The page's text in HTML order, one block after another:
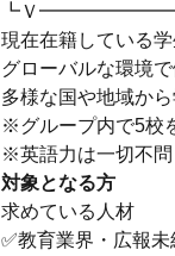
┗Ｖ
現在在籍している
グローバルな環境
多様な国や地域か
※グループ内で5校
※英語力は一切不問
対象となる方
求めている人材
✅教育業界・広報未